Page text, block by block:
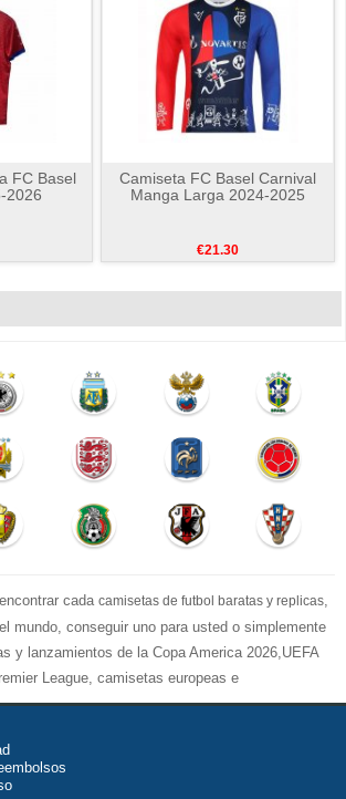
FC Basel
2026
Camiseta FC Basel Carnival
Manga Larga 2024-2025
€21.30
cada camisetas de futbol baratas y replicas,
mundo, conseguir uno para usted o simplemente
y lanzamientos de la Copa America 2026,UEFA
League, camisetas europeas e
de fútbol y kits.
futbol baratas
ofertas en todas las camisetas del club de fútbol,
todo a los precios más bajos!